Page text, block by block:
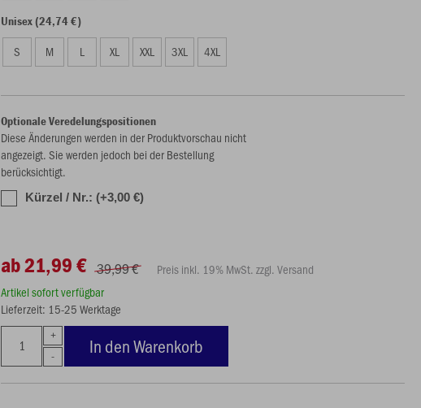
Unisex (24,74 €)
S M L XL XXL 3XL 4XL
Optionale Veredelungspositionen
Diese Änderungen werden in der Produktvorschau nicht
angezeigt. Sie werden jedoch bei der Bestellung
berücksichtigt.
Kürzel / Nr.: (+3,00 €)
ab 21,99 € 39,99 €
Preis inkl. 19% MwSt. zzgl. Versand
Artikel sofort verfügbar
Lieferzeit: 15-25 Werktage
In den Warenkorb